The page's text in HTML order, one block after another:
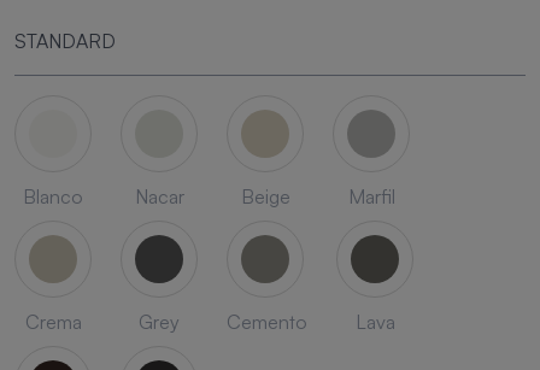
STANDARD
Blanco Nacar Beige Marfil
Crema Grey Cemento Lava